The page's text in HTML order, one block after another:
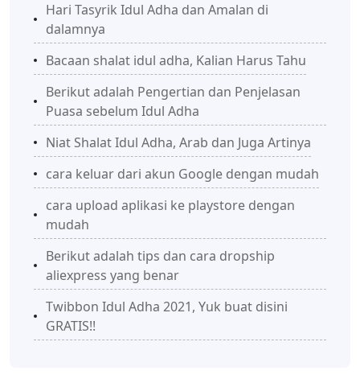
Hari Tasyrik Idul Adha dan Amalan di
dalamnya
Bacaan shalat idul adha, Kalian Harus Tahu
Berikut adalah Pengertian dan Penjelasan
Puasa sebelum Idul Adha
Niat Shalat Idul Adha, Arab dan Juga Artinya
cara keluar dari akun Google dengan mudah
cara upload aplikasi ke playstore dengan
mudah
Berikut adalah tips dan cara dropship
aliexpress yang benar
Twibbon Idul Adha 2021, Yuk buat disini
GRATIS!!